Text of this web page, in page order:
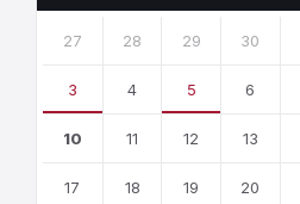
calendar
27 28 29 30
3 4 5 6
10 11 12 13
17 18 19 20